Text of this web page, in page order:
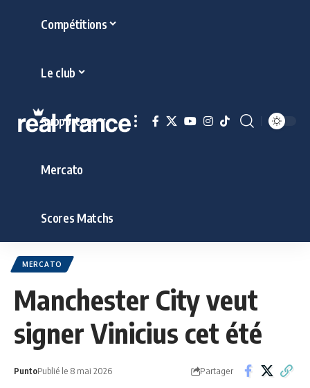
Compétitions
Le club
Supporters
Mercato
Scores Matchs
MERCATO
Manchester City veut
signer Vinicius cet été
PuntoPublié le 8 mai 2026 Partager